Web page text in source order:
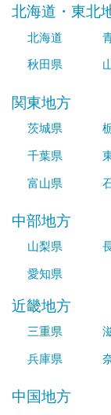
北海道・東北
北海道
秋田県
関東地方
茨城県
千葉県
富山県
中部地方
山梨県
愛知県
近畿地方
三重県
兵庫県
中国地方